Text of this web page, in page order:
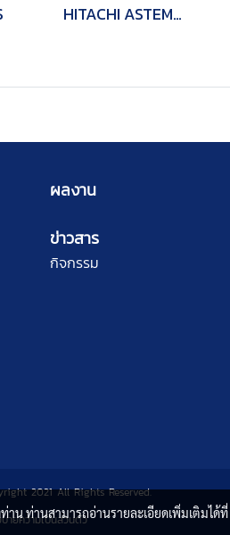
HITACHI ASTEMO
ผลงาน
ข่าวสาร
กิจกรรม
2021 All Rights Reserved.
ายความเป็นส่วนตัว
าน ท่านสามารถอ่านรายละเอียดเพิ่มเติมได้ที่